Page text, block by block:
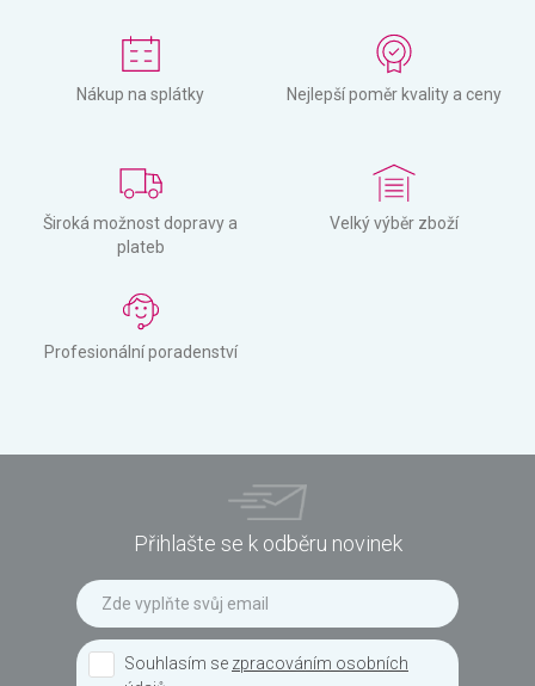
Nákup na splátky Nejlepší poměr kvality a ceny
Široká možnost dopravy a
plateb
Velký výběr zboží
Profesionální poradenství
Přihlašte se k odběru novinek
Souhlasím se zpracováním osobních